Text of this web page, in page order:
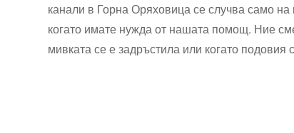
канали в Горна Оряховица се случва само
когато имате нужда от нашата помощ. Ние
мивката се е задръстила или когато